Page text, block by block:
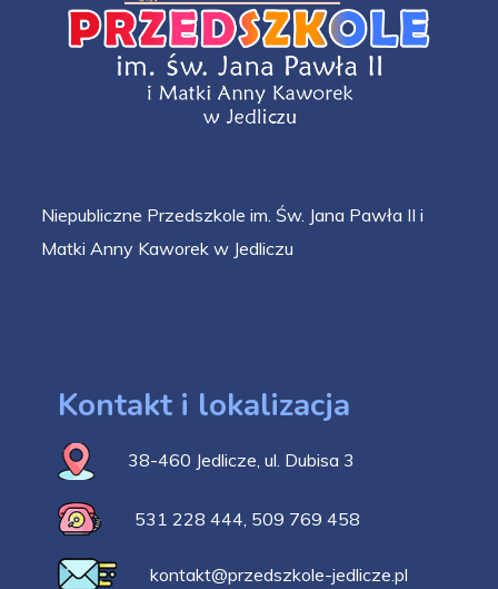
Niepubliczne Przedszkole im. Św. Jana Pawła II i
Matki Anny Kaworek w Jedliczu
Kontakt i lokalizacja
38-460 Jedlicze, ul. Dubisa 3
531 228 444 509 769 458
kontakt@przedszkole-jedlicze.pl